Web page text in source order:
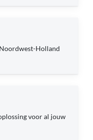
Holland
voor al jouw